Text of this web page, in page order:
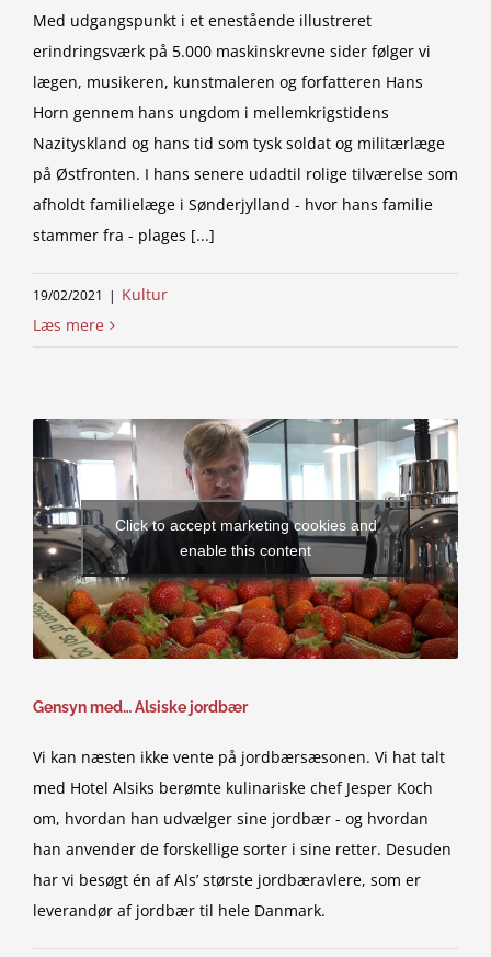
Med udgangspunkt i et enestående illustreret
erindringsværk på 5.000 maskinskrevne sider følger vi
lægen, musikeren, kunstmaleren og forfatteren Hans
Horn gennem hans ungdom i mellemkrigstidens
Nazityskland og hans tid som tysk soldat og militærlæge
på Østfronten. I hans senere udadtil rolige tilværelse som
afholdt familielæge i Sønderjylland - hvor hans familie
stammer fra - plages [...]
19/02/2021 | Kultur
Læs mere
Click to accept marketing cookies and
enable this content
Gensyn med… Alsiske jordbær
Vi kan næsten ikke vente på jordbærsæsonen. Vi hat talt
med Hotel Alsiks berømte kulinariske chef Jesper Koch
om, hvordan han udvælger sine jordbær - og hvordan
han anvender de forskellige sorter i sine retter. Desuden
har vi besøgt én af Als’ største jordbæravlere, som er
leverandør af jordbær til hele Danmark.